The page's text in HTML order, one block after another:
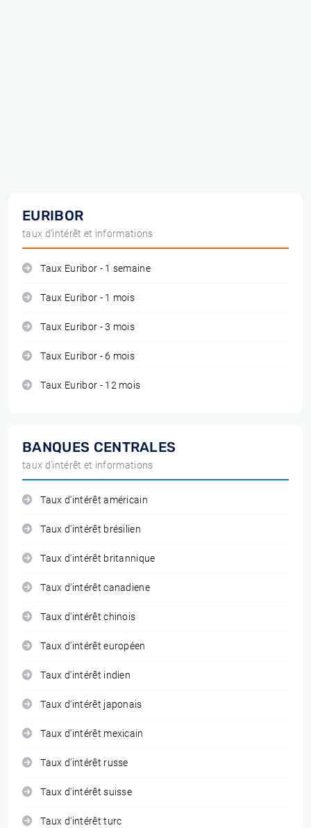
EURIBOR
taux d'intérêt et informations
Taux Euribor - 1 semaine
Taux Euribor - 1 mois
Taux Euribor - 3 mois
Taux Euribor - 6 mois
Taux Euribor - 12 mois
BANQUES CENTRALES
taux d'intérêt et informations
Taux d'intérêt américain
Taux d'intérêt brésilien
Taux d'intérêt britannique
Taux d'intérêt canadiene
Taux d'intérêt chinois
Taux d'intérêt européen
Taux d'intérêt indien
Taux d'intérêt japonais
Taux d'intérêt mexicain
Taux d'intérêt russe
Taux d'intérêt suisse
Taux d'intérêt turc